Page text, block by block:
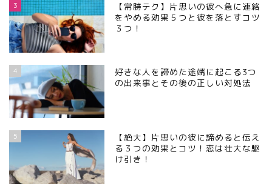
3
【常勝テク】片思いの彼へ急に連絡
をやめる効果５つと彼を落とすコツ
３つ！
4
好きな人を諦めた途端に起こる3つ
の出来事とその後の正しい対処法
5
【絶大】片思いの彼に諦めると伝え
る３つの効果とコツ！恋は壮大な駆
け引き！